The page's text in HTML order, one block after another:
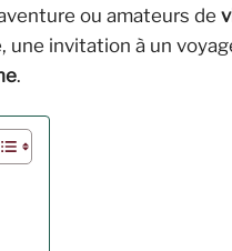
ou amateurs de
une invitation à un
.